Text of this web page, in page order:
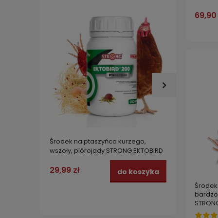
Środek na ptaszyńca kurzego,
wszoły, piórojady STRONG EKTOBIRD
200 koncentrat 250 ml
29,99 zł do koszyka
69,90